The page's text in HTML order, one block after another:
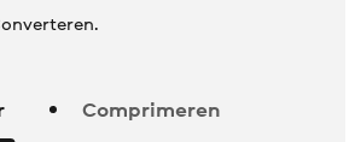
Comprimeren